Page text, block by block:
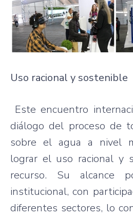
Uso racional y sostenible
Este encuentro
diálogo del proceso de
sobre el agua a nivel
lograr el uso racional y
recurso. Su alcance
institucional, con
diferentes sectores, lo